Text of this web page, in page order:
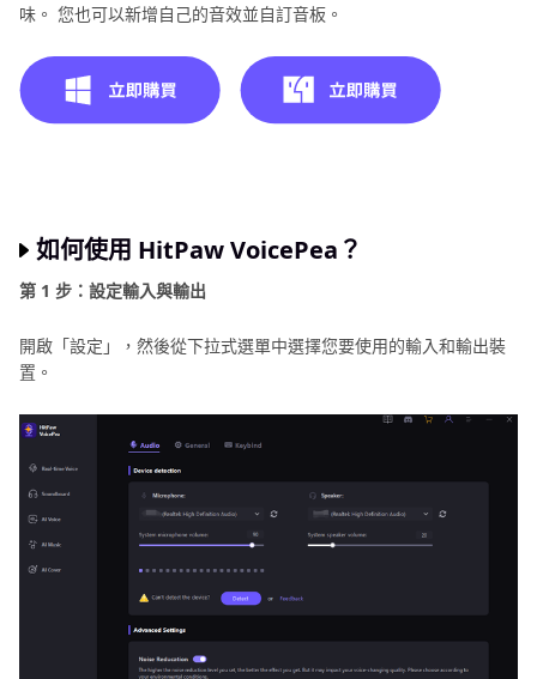
味。 您也可以新增自己的音效並自訂音板。
如何使用 HitPaw VoicePea？
第 1 步：設定輸入與輸出
開啟「設定」，然後從下拉式選單中選擇您要使用的輸入和輸出裝
置。